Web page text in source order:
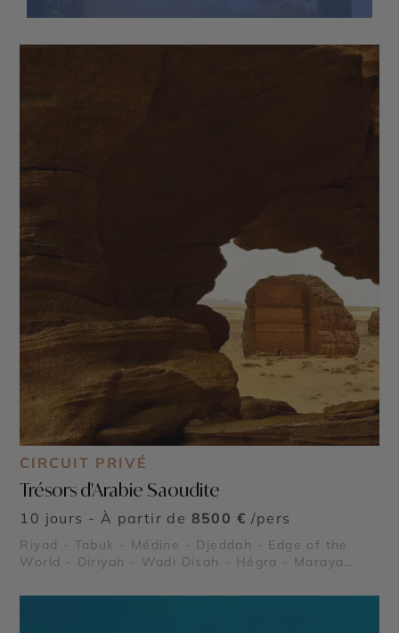
CIRCUIT PRIVÉ
Trésors d'Arabie Saoudite
10 jours - À partir de 8500 € /pers
Riyad - Tabuk - Médine - Djeddah - Edge of the
World - Diriyah - Wadi Disah - Hégra - Maraya